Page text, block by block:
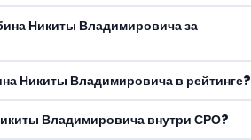
Никиты Владимировича за
Никиты Владимировича в рейтинге?
Владимировича внутри СРО?